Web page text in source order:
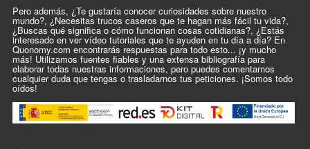
Pero además, ¿Te gustaría conocer curiosidades sobre nuestro
mundo?, ¿Necesitas trucos caseros que te hagan más fácil tu vida?,
¿Buscas qué significa o cómo funcionan cosas cotidianas?, ¿Estás
interesado en ver vídeo tutoriales que te ayuden en tu día a día? En
Quonomy.com encontrarás respuestas para todo esto... ¡y mucho
más! Utilizamos fuentes fiables y una extensa bibliografía para
elaborar todas nuestras informaciones, pero puedes comentarnos
cualquier duda que tengas o trasladarnos tus peticiones. ¡Somos todo
oídos!